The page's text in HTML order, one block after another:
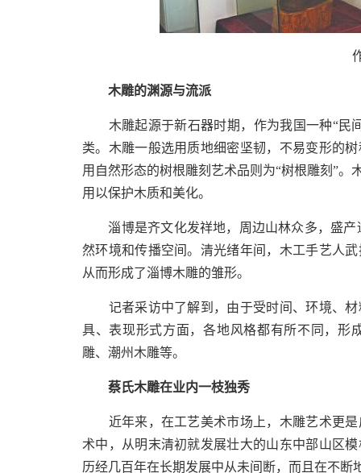
作
木雕的渊源与流派
木雕起源于新石器时期，作为我国一种“民
类。木雕一般选用质地细密坚韧，不易变形的
用自然形态的树根雕刻艺术品则为“树根雕刻”
用以保护木质和美化。
淄博是齐文化发祥地，周边山林众多，盛产
然环境和传播空间。清光绪年间，木工手艺人
从而形成了淄博木雕的雏形。
记者采访中了解到，由于受时间、环境、材
具、表现形式方面，各地风格都有所不同，形
雕、潮州木雕等。
蔡氏木雕在业内一枝独秀
近年来，在工艺美术市场上，木雕艺术更是
术中，从明末清初就发展壮大的山东中部山区
历经几百年在长期发展中从未间断，而且在不断